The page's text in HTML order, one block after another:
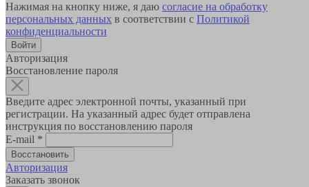
Нажимая на кнопку ниже, я даю согласие на обработку
персональных данных в соответствии с Политикой
конфиденциальности
Авторизация
Восстановление пароля
Введите адрес электронной почты, указанный при
регистрации. На указанный адрес будет отправлена
инструкция по восстановлению пароля
E-mail *
Авторизация
Заказать звонок